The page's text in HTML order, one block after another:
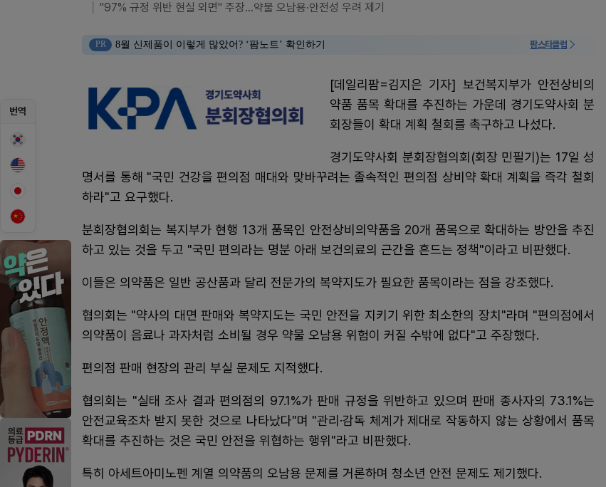
번역
"97% 규정 위반 현실 외면" 주장…약물 오남용·안전성 우려 제기
PR 8월 신제품이 이렇게 많았어? ‘팜노트’ 확인하기 팜스타클럽
[데일리팜=김지은 기자] 보건복지부가 안전상비의
약품 품목 확대를 추진하는 가운데 경기도약사회 분
회장들이 확대 계획 철회를 촉구하고 나섰다.
경기도약사회 분회장협의회(회장 민필기)는 17일 성
명서를 통해 "국민 건강을 편의점 매대와 맞바꾸려는 졸속적인 편의점 상비약 확대 계획을 즉각 철회
하라"고 요구했다.
분회장협의회는 복지부가 현행 13개 품목인 안전상비의약품을 20개 품목으로 확대하는 방안을 추진
하고 있는 것을 두고 "국민 편의라는 명분 아래 보건의료의 근간을 흔드는 정책"이라고 비판했다.
이들은 의약품은 일반 공산품과 달리 전문가의 복약지도가 필요한 품목이라는 점을 강조했다.
협의회는 "약사의 대면 판매와 복약지도는 국민 안전을 지키기 위한 최소한의 장치"라며 "편의점에서
의약품이 음료나 과자처럼 소비될 경우 약물 오남용 위험이 커질 수밖에 없다"고 주장했다.
편의점 판매 현장의 관리 부실 문제도 지적했다.
협의회는 "실태 조사 결과 편의점의 97.1%가 판매 규정을 위반하고 있으며 판매 종사자의 73.1%는
안전교육조차 받지 못한 것으로 나타났다"며 "관리·감독 체계가 제대로 작동하지 않는 상황에서 품목
확대를 추진하는 것은 국민 안전을 위협하는 행위"라고 비판했다.
특히 아세트아미노펜 계열 의약품의 오남용 문제를 거론하며 청소년 안전 문제도 제기했다.